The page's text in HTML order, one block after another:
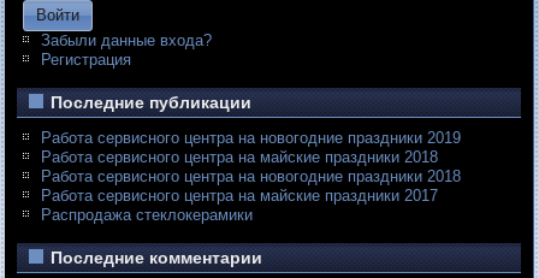
Войти
Забыли данные входа?
Регистрация
Последние публикации
Работа сервисного центра на новогодние праздники 2019
Работа сервисного центра на майские праздники 2018
Работа сервисного центра на новогодние праздники 2018
Работа сервисного центра на майские праздники 2017
Распродажа стеклокерамики
Последние комментарии